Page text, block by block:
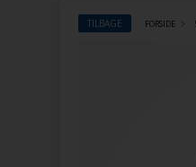
TILBAGE FORSIDE